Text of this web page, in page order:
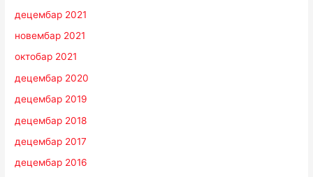
децембар 2021
новембар 2021
октобар 2021
децембар 2020
децембар 2019
децембар 2018
децембар 2017
децембар 2016